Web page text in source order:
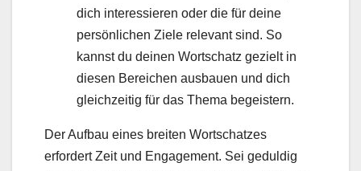
dich interessieren oder die für deine
persönlichen Ziele relevant sind. So
kannst du deinen Wortschatz gezielt in
diesen Bereichen ausbauen und dich
gleichzeitig für das Thema begeistern.
Der Aufbau eines breiten Wortschatzes
erfordert Zeit und Engagement. Sei geduldig